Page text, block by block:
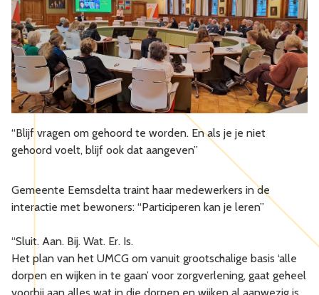
“Blijf vragen om gehoord te worden. En als je je niet
gehoord voelt, blijf ook dat aangeven”
Gemeente Eemsdelta traint haar medewerkers in de
interactie met bewoners: “Participeren kan je leren”
“Sluit. Aan. Bij. Wat. Er. Is.
Het plan van het UMCG om vanuit grootschalige basis ‘alle
dorpen en wijken in te gaan’ voor zorgverlening, gaat geheel
voorbij aan alles wat in die dorpen en wijken al aanwezig is